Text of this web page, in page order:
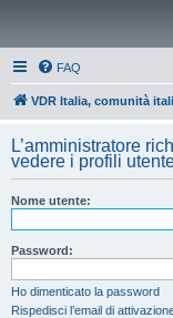
FAQ
VDR Italia, comunità
L’amministratore
vedere i profili
Nome utente:
Password:
Ho dimenticato la password
Rispedisci l’email di